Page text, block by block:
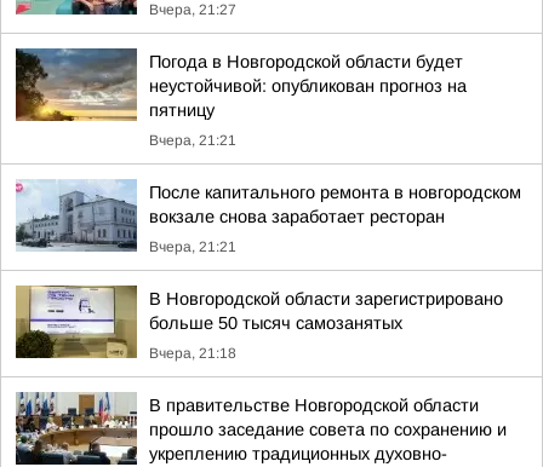
Вчера, 21:27
Погода в Новгородской области будет
неустойчивой: опубликован прогноз на
пятницу
Вчера, 21:21
После капитального ремонта в новгородском
вокзале снова заработает ресторан
Вчера, 21:21
В Новгородской области зарегистрировано
больше 50 тысяч самозанятых
Вчера, 21:18
В правительстве Новгородской области
прошло заседание совета по сохранению и
укреплению традиционных духовно-